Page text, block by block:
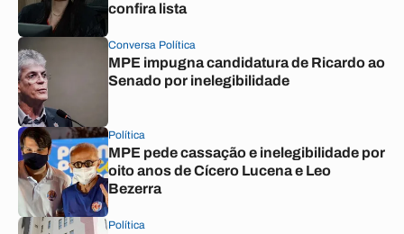
confira lista
Conversa Política
MPE impugna candidatura de Ricardo ao
Senado por inelegibilidade
Política
MPE pede cassação e inelegibilidade por
oito anos de Cícero Lucena e Leo
Bezerra
Política